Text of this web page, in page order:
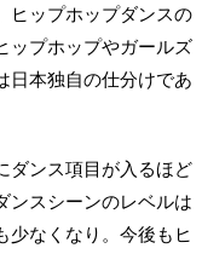
ヒップホップダンスの
ップホップやガールズ
日本独自の仕分けであ
ダンス項目が入るほど
ンスシーンのレベルは
少なくなり。今後もヒ